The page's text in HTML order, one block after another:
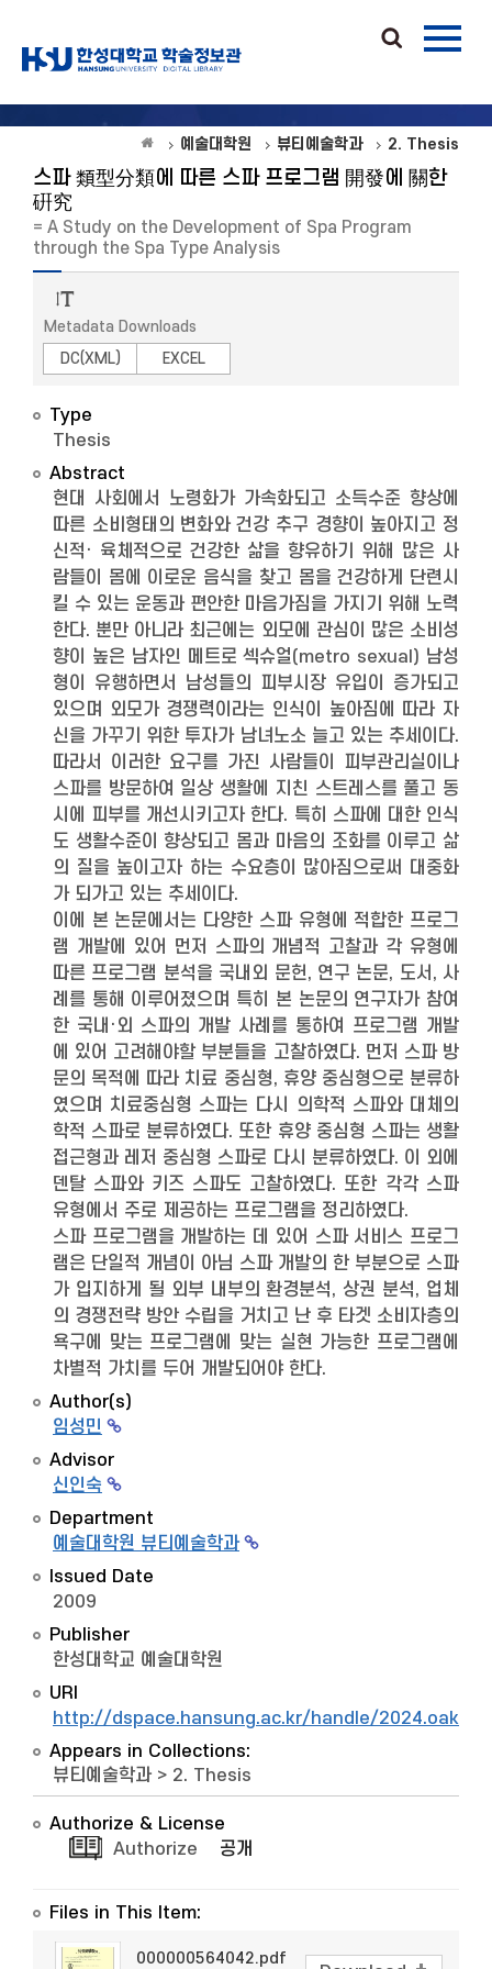
예술대학원 뷰티예술학과 2. Thesis
스파 類型分類에 따른 스파 프로그램 開發에 關한
硏究
= A Study on the Development of Spa Program
through the Spa Type Analysis
Metadata Downloads
DC(XML)
EXCEL
Type
Thesis
Abstract
현대 사회에서 노령화가 가속화되고 소득수준 향상에
따른 소비형태의 변화와 건강 추구 경향이 높아지고 정
신적· 육체적으로 건강한 삶을 향유하기 위해 많은 사
람들이 몸에 이로운 음식을 찾고 몸을 건강하게 단련시
킬 수 있는 운동과 편안한 마음가짐을 가지기 위해 노력
한다. 뿐만 아니라 최근에는 외모에 관심이 많은 소비성
향이 높은 남자인 메트로 섹슈얼(metro sexual) 남성
형이 유행하면서 남성들의 피부시장 유입이 증가되고
있으며 외모가 경쟁력이라는 인식이 높아짐에 따라 자
신을 가꾸기 위한 투자가 남녀노소 늘고 있는 추세이다.
따라서 이러한 요구를 가진 사람들이 피부관리실이나
스파를 방문하여 일상 생활에 지친 스트레스를 풀고 동
시에 피부를 개선시키고자 한다. 특히 스파에 대한 인식
도 생활수준이 향상되고 몸과 마음의 조화를 이루고 삶
의 질을 높이고자 하는 수요층이 많아짐으로써 대중화
가 되가고 있는 추세이다.
이에 본 논문에서는 다양한 스파 유형에 적합한 프로그
램 개발에 있어 먼저 스파의 개념적 고찰과 각 유형에
따른 프로그램 분석을 국내외 문헌, 연구 논문, 도서, 사
례를 통해 이루어졌으며 특히 본 논문의 연구자가 참여
한 국내·외 스파의 개발 사례를 통하여 프로그램 개발
에 있어 고려해야할 부분들을 고찰하였다. 먼저 스파 방
문의 목적에 따라 치료 중심형, 휴양 중심형으로 분류하
였으며 치료중심형 스파는 다시 의학적 스파와 대체의
학적 스파로 분류하였다. 또한 휴양 중심형 스파는 생활
접근형과 레저 중심형 스파로 다시 분류하였다. 이 외에
덴탈 스파와 키즈 스파도 고찰하였다. 또한 각각 스파
유형에서 주로 제공하는 프로그램을 정리하였다.
스파 프로그램을 개발하는 데 있어 스파 서비스 프로그
램은 단일적 개념이 아님 스파 개발의 한 부분으로 스파
가 입지하게 될 외부 내부의 환경분석, 상권 분석, 업체
의 경쟁전략 방안 수립을 거치고 난 후 타겟 소비자층의
욕구에 맞는 프로그램에 맞는 실현 가능한 프로그램에
차별적 가치를 두어 개발되어야 한다.
Author(s)
임성민
Advisor
신인숙
Department
예술대학원 뷰티예술학과
Issued Date
2009
Publisher
한성대학교 예술대학원
URI
http://dspace.hansung.ac.kr/handle/2024.oak/
Appears in Collections:
뷰티예술학과 > 2. Thesis
Authorize & License
Authorize
공개
Files in This Item:
000000564042.pdf